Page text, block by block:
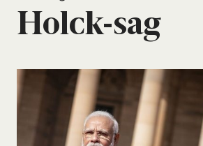
Holck-sag